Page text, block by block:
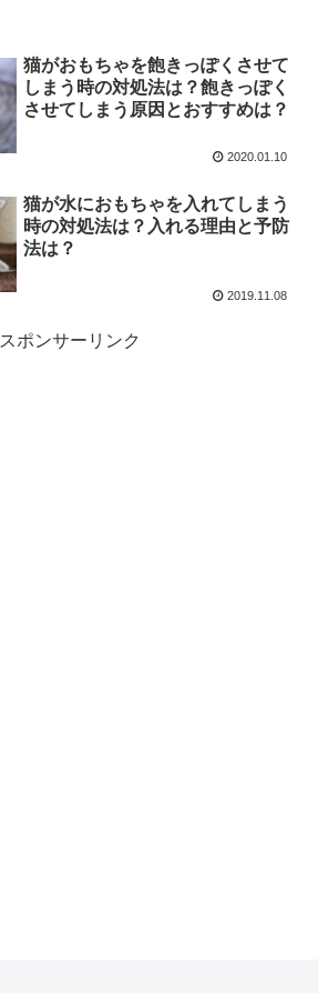
猫がおもちゃを飽きっぽくさせて
しまう時の対処法は？飽きっぽく
させてしまう原因とおすすめは？
2020.01.10
猫が水におもちゃを入れてしまう
時の対処法は？入れる理由と予防
法は？
2019.11.08
スポンサーリンク